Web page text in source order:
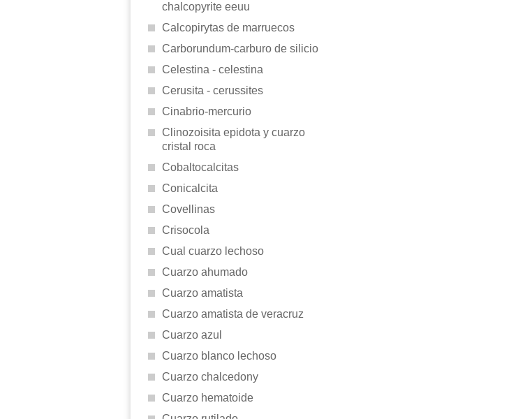
chalcopyrite eeuu
Calcopirytas de marruecos
Carborundum-carburo de silicio
Celestina - celestina
Cerusita - cerussites
Cinabrio-mercurio
Clinozoisita epidota y cuarzo
cristal roca
Cobaltocalcitas
Conicalcita
Covellinas
Crisocola
Cual cuarzo lechoso
Cuarzo ahumado
Cuarzo amatista
Cuarzo amatista de veracruz
Cuarzo azul
Cuarzo blanco lechoso
Cuarzo chalcedony
Cuarzo hematoide